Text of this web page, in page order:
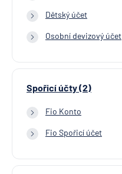
Dětský účet
Osobní devizový účet
Spořicí účty (2)
Fio Konto
Fio Spořicí účet